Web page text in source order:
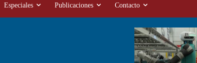
Especiales Publicaciones Contacto